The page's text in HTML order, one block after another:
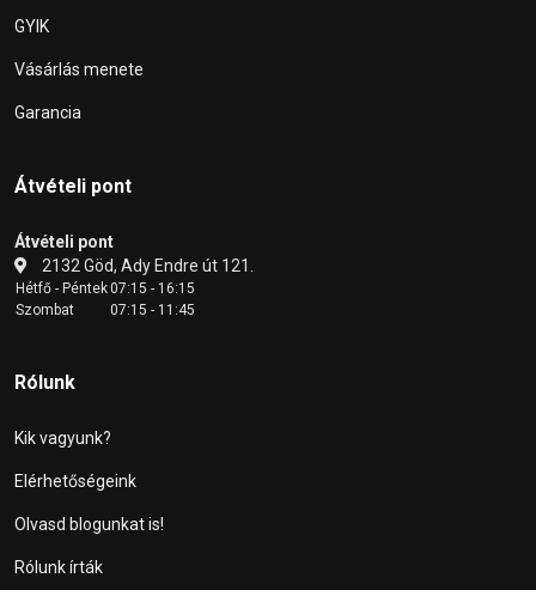
GYIK
Vásárlás menete
Garancia
Átvételi pont
Átvételi pont
2132 Göd, Ady Endre út 121.
Hétfő - Péntek07:15 - 16:15
Szombat
07:15 - 11:45
Rólunk
Kik vagyunk?
Elérhetőségeink
Olvasd blogunkat is!
Rólunk írták